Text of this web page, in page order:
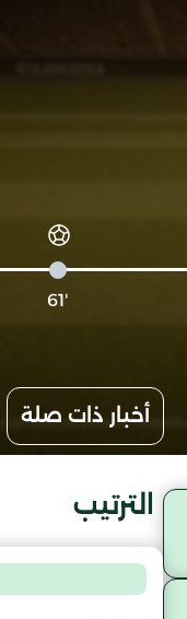
'61
أخبار ذات صلة
الترتيب